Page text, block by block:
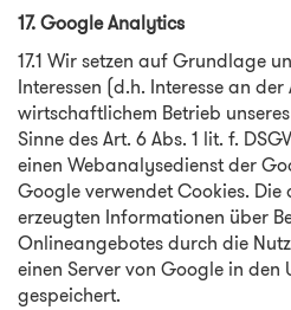
17. Google Analytics
17.1 Wir setzen auf Grundlage
Interessen (d.h. Interesse an
wirtschaftlichem Betrieb
Sinne des Art. 6 Abs. 1 lit. f.
einen Webanalysedienst der
Google verwendet Cookies.
erzeugten Informationen über
Onlineangebotes durch die
einen Server von Google in
gespeichert.